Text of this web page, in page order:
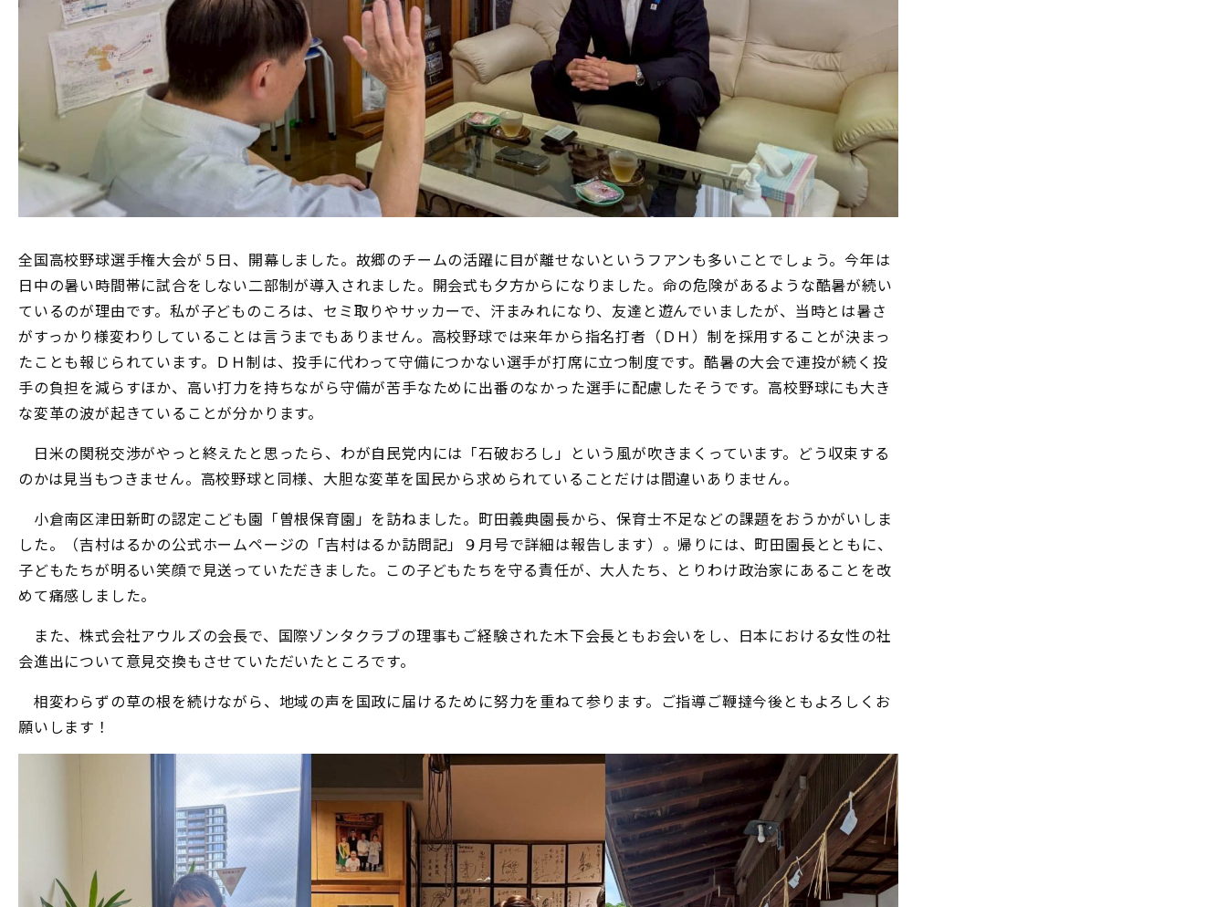
全国高校野球選手権大会が５日、開幕しました。故郷のチームの活躍に目が離せないというフアンも多いことでしょう。今年は
日中の暑い時間帯に試合をしない二部制が導入されました。開会式も夕方からになりました。命の危険があるような酷暑が続い
ているのが理由です。私が子どものころは、セミ取りやサッカーで、汗まみれになり、友達と遊んでいましたが、当時とは暑さ
がすっかり様変わりしていることは言うまでもありません。高校野球では来年から指名打者（ＤＨ）制を採用することが決まっ
たことも報じられています。ＤＨ制は、投手に代わって守備につかない選手が打席に立つ制度です。酷暑の大会で連投が続く投
手の負担を減らすほか、高い打力を持ちながら守備が苦手なために出番のなかった選手に配慮したそうです。高校野球にも大き
な変革の波が起きていることが分かります。
日米の関税交渉がやっと終えたと思ったら、わが自民党内には「石破おろし」という風が吹きまくっています。どう収束する
のかは見当もつきません。高校野球と同様、大胆な変革を国民から求められていることだけは間違いありません。
小倉南区津田新町の認定こども園「曽根保育園」を訪ねました。町田義典園長から、保育士不足などの課題をおうかがいしま
した。（吉村はるかの公式ホームページの「吉村はるか訪問記」９月号で詳細は報告します）。帰りには、町田園長とともに、
子どもたちが明るい笑顔で見送っていただきました。この子どもたちを守る責任が、大人たち、とりわけ政治家にあることを改
めて痛感しました。
また、株式会社アウルズの会長で、国際ゾンタクラブの理事もご経験された木下会長ともお会いをし、日本における女性の社
会進出について意見交換もさせていただいたところです。
相変わらずの草の根を続けながら、地域の声を国政に届けるために努力を重ねて参ります。ご指導ご鞭撻今後ともよろしくお
願いします！